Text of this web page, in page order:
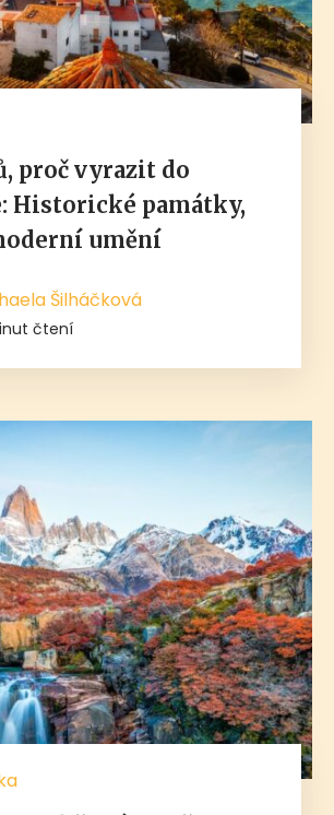
proč vyrazit do
Historické památky,
umění
Šilháčková
čtení